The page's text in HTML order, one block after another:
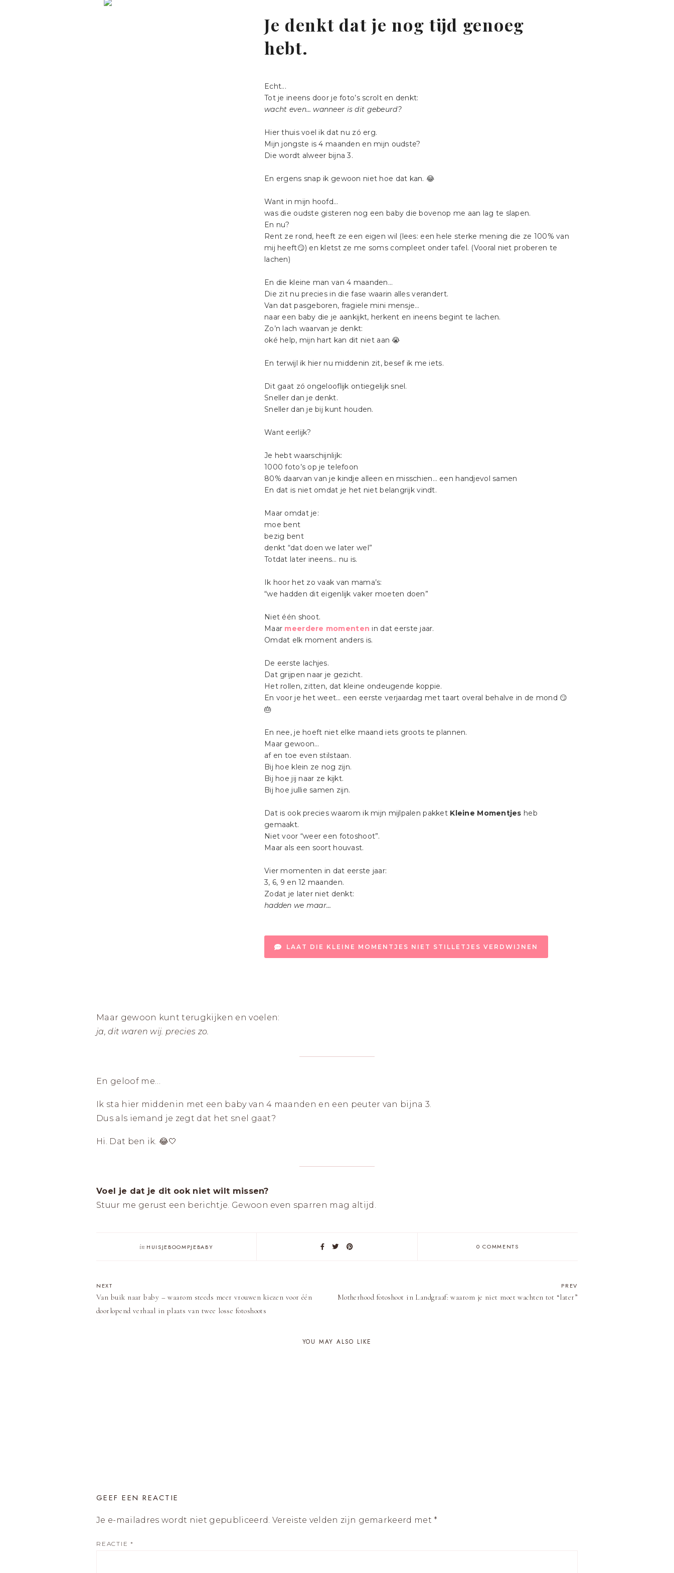
LIMBURG
Je denkt dat je nog tijd genoeg
hebt.
Echt...
Tot je ineens door je foto’s scrolt en denkt:
wacht even… wanneer is dit gebeurd?
Hier thuis voel ik dat nu zó erg.
Mijn jongste is 4 maanden en mijn oudste?
Die wordt alweer bijna 3.
En ergens snap ik gewoon niet hoe dat kan. 😂
Want in mijn hoofd…
was die oudste gisteren nog een baby die bovenop me aan lag te slapen.
En nu?
Rent ze rond, heeft ze een eigen wil (lees: een hele sterke mening die ze 100% van
mij heeft😏) en kletst ze me soms compleet onder tafel. (Vooral niet proberen te
lachen)
En die kleine man van 4 maanden…
Die zit nu precies in die fase waarin alles verandert.
Van dat pasgeboren, fragiele mini mensje…
naar een baby die je aankijkt, herkent en ineens begint te lachen.
Zo’n lach waarvan je denkt:
oké help, mijn hart kan dit niet aan 😭
En terwijl ik hier nu middenin zit, besef ik me iets.
Dit gaat zó ongelooflijk ontiegelijk snel.
Sneller dan je denkt.
Sneller dan je bij kunt houden.
Want eerlijk?
Je hebt waarschijnlijk:
1000 foto’s op je telefoon
80% daarvan van je kindje alleen en misschien… een handjevol samen
En dat is niet omdat je het niet belangrijk vindt.
Maar omdat je:
moe bent
bezig bent
denkt “dat doen we later wel”
Totdat later ineens… nu is.
Ik hoor het zo vaak van mama’s:
“we hadden dit eigenlijk vaker moeten doen”
Niet één shoot.
Maar meerdere momenten in dat eerste jaar.
Omdat elk moment anders is.
De eerste lachjes.
Dat grijpen naar je gezicht.
Het rollen, zitten, dat kleine ondeugende koppie.
En voor je het weet… een eerste verjaardag met taart overal behalve in de mond 😏
🎂
En nee, je hoeft niet elke maand iets groots te plannen.
Maar gewoon…
af en toe even stilstaan.
Bij hoe klein ze nog zijn.
Bij hoe jij naar ze kijkt.
Bij hoe jullie samen zijn.
Dat is ook precies waarom ik mijn mijlpalen pakket Kleine Momentjes heb
gemaakt.
Niet voor “weer een fotoshoot”.
Maar als een soort houvast.
Vier momenten in dat eerste jaar:
3, 6, 9 en 12 maanden.
Zodat je later niet denkt:
hadden we maar…
LAAT DIE KLEINE MOMENTJES NIET STILLETJES VERDWIJNEN
Maar gewoon kunt terugkijken en voelen:
ja, dit waren wij. precies zo.
En geloof me…
Ik sta hier middenin met een baby van 4 maanden en een peuter van bijna 3.
Dus als iemand je zegt dat het snel gaat?
Hi. Dat ben ik. 😂🤍
Voel je dat je dit ook niet wilt missen?
Stuur me gerust een berichtje. Gewoon even sparren mag altijd.
in HUISJEBOOMPJEBABY 0 COMMENTS
NEXT
Van buik naar baby – waarom steeds meer vrouwen kiezen voor één
doorlopend verhaal in plaats van twee losse fotoshoots
PREV
Motherhood fotoshoot in Landgraaf: waarom je niet moet wachten tot “later”
YOU MAY ALSO LIKE
GEEF EEN REACTIE
Je e-mailadres wordt niet gepubliceerd. Vereiste velden zijn gemarkeerd met *
REACTIE*